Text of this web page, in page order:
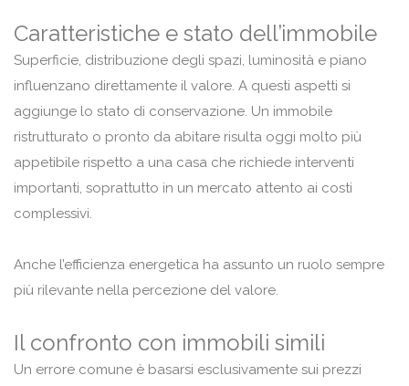
Caratteristiche e stato dell’immobile
Superficie, distribuzione degli spazi, luminosità e piano
influenzano direttamente il valore. A questi aspetti si
aggiunge lo stato di conservazione. Un immobile
ristrutturato o pronto da abitare risulta oggi molto più
appetibile rispetto a una casa che richiede interventi
importanti, soprattutto in un mercato attento ai costi
complessivi.
Anche l’efficienza energetica ha assunto un ruolo sempre
più rilevante nella percezione del valore.
Il confronto con immobili simili
Un errore comune è basarsi esclusivamente sui prezzi